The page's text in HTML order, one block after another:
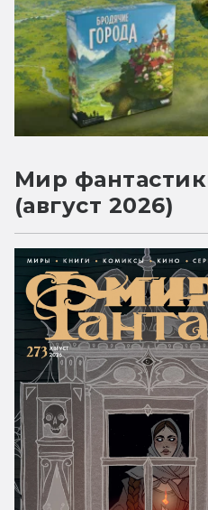
Мир
(август 2026)